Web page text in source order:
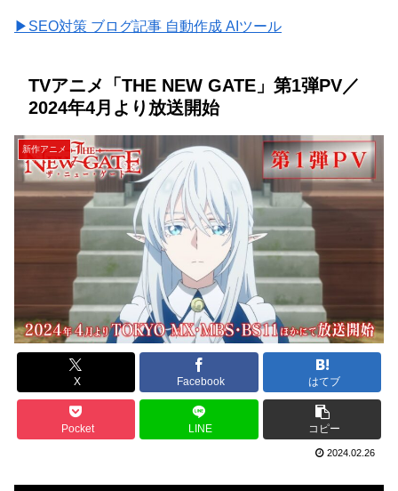
▶SEO対策 ブログ記事 自動作成 AIツール
TVアニメ「THE NEW GATE」第1弾PV／
2024年4月より放送開始
新作アニメ
X Facebook はてブ
Pocket LINE コピー
2024.02.26